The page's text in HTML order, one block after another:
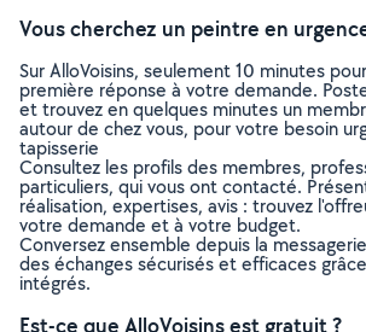
Vous cherchez un peintre en
Sur AlloVoisins, seulement 10 minutes
première réponse à votre demande.
et trouvez en quelques minutes un
autour de chez vous, pour votre besoin
tapisserie
Consultez les profils des membres,
particuliers, qui vous ont contacté.
réalisation, expertises, avis : trouvez
votre demande et à votre budget.
Conversez ensemble depuis la
des échanges sécurisés et efficaces
intégrés.
Est-ce que AlloVoisins est gratuit ?